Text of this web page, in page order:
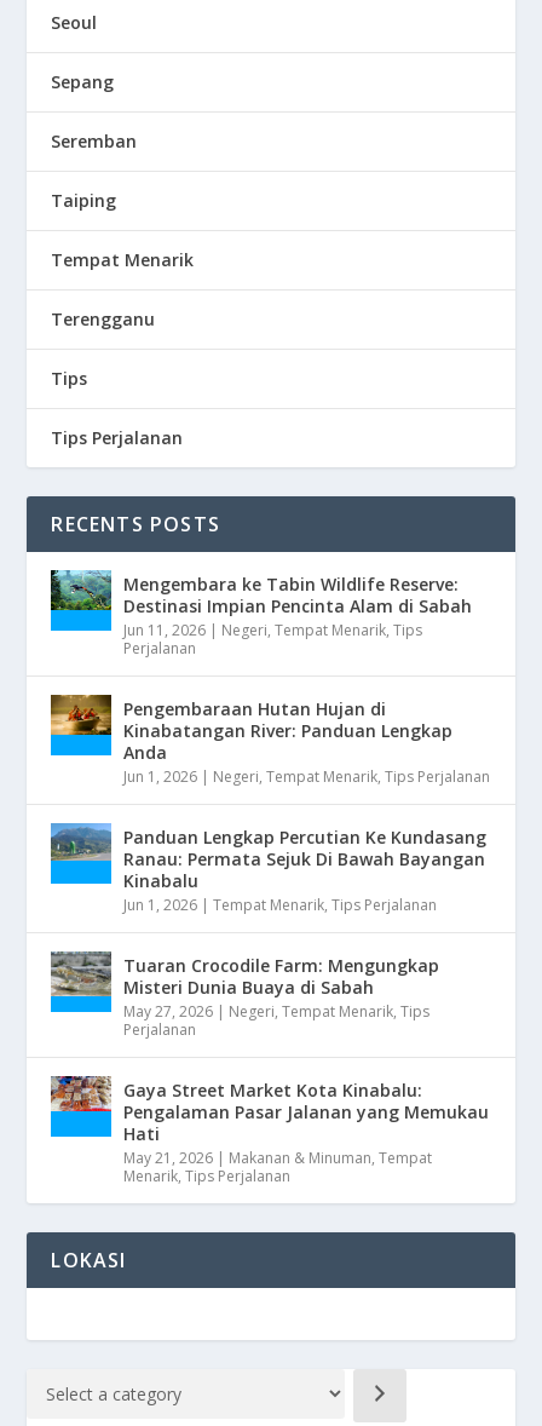
Seoul
Sepang
Seremban
Taiping
Tempat Menarik
Terengganu
Tips
Tips Perjalanan
RECENTS POSTS
Mengembara ke Tabin Wildlife Reserve:
Destinasi Impian Pencinta Alam di Sabah
Jun 11, 2026 | Negeri,Tempat Menarik,Tips
Perjalanan
Pengembaraan Hutan Hujan di
Kinabatangan River: Panduan Lengkap
Anda
Jun 1, 2026 | Negeri,Tempat Menarik,Tips Perjalanan
Panduan Lengkap Percutian Ke Kundasang
Ranau: Permata Sejuk Di Bawah Bayangan
Kinabalu
Jun 1, 2026 |Tempat Menarik,Tips Perjalanan
Tuaran Crocodile Farm: Mengungkap
Misteri Dunia Buaya di Sabah
May 27, 2026 | Negeri,Tempat Menarik,Tips
Perjalanan
Gaya Street Market Kota Kinabalu:
Pengalaman Pasar Jalanan yang Memukau
Hati
May 21, 2026 | Makanan & Minuman,Tempat
Menarik,Tips Perjalanan
LOKASI